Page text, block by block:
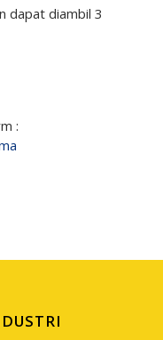
dapat diambil 3
: